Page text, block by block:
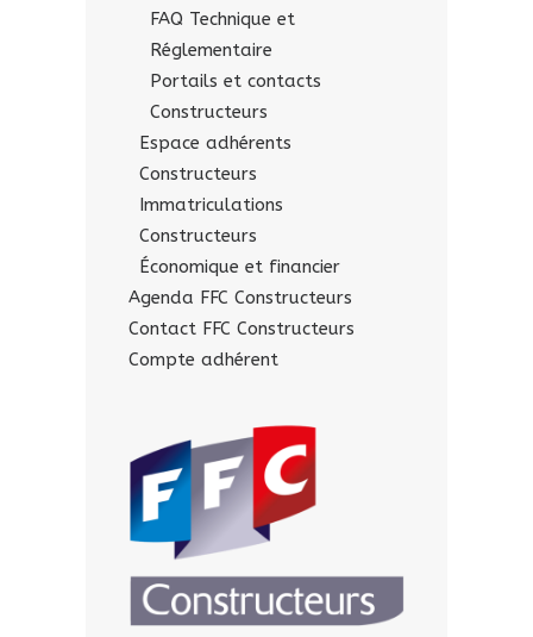
FAQ Technique et
Réglementaire
Portails et contacts
Constructeurs
Espace adhérents
Constructeurs
Immatriculations
Constructeurs
Économique et financier
Agenda FFC Constructeurs
Contact FFC Constructeurs
Compte adhérent